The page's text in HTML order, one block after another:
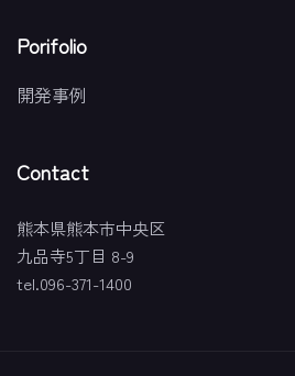
Porifolio
開発事例
Contact
熊本県熊本市中央区
九品寺5丁目 8-9
tel.096-371-1400